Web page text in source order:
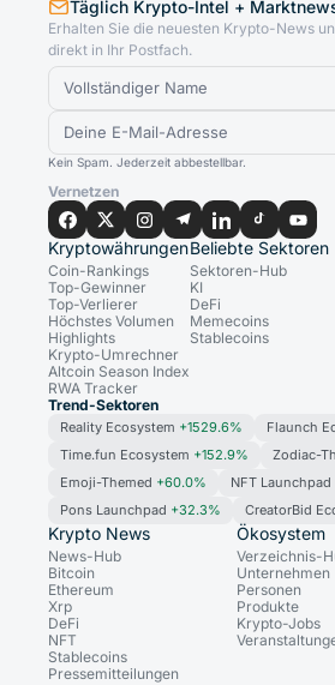
Täglich Krypto-Intel +
Erhalten Sie die neuesten Krypto-News
direkt in Ihr Postfach.
Kein Spam. Jederzeit abbestellbar.
Vernetzen
Kryptowährungen
Coin-Rankings
Top-Gewinner
Top-Verlierer
Höchstes Volumen
Highlights
Krypto-Umrechner
Altcoin Season Index
RWA Tracker
Beliebte Sektoren
Sektoren-Hub
KI
DeFi
Memecoins
Stablecoins
Trend-Sektoren
Reality Ecosystem +1529.6% Flaunch
Time.fun Ecosystem +152.9% Zodiac-
Emoji-Themed +60.0% NFT Launchpad
Pons Launchpad +32.3% CreatorBid
Krypto News
News-Hub
Bitcoin
Ethereum
Xrp
DeFi
NFT
Stablecoins
Pressemitteilungen
Ökosystem
Verzeichnis-
Unternehmen
Personen
Produkte
Krypto-Jobs